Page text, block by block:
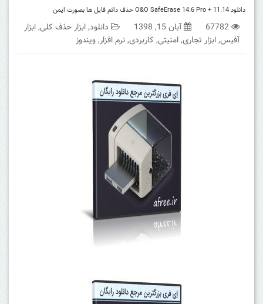
دانلود O&O SafeErase 14.6 Pro + 11.14 حذف دائم فایل ها بصورت ایمن
67782 آبان 15, 1398 دانلود,ابزار حذف کلی,ابزار
آفیس,ابزار تجاری,امنیتی, کاربردی,نرم افزار,ویندوز